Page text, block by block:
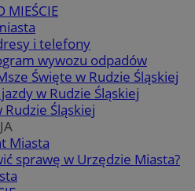
MIEŚCIE
i telefony
wywozu odpadów
Święte w Rudzie Śląskiej
jazdy w Rudzie Śląskiej
Rudzie Śląskiej
Miasta
sprawę w Urzędzie Miasta?